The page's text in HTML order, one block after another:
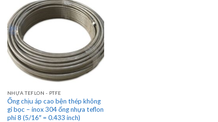
NHỰA TEFLON - PTFE
Ống chịu áp cao bện thép không
gỉ bọc – inox 304 ống nhựa teflon
phi 8 (5/16″ = 0.433 inch)